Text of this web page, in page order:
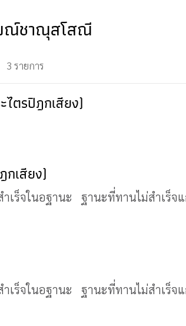
ณ์ชาณุสโสณี
3 รายการ
ตรปิฎกเสียง)
เสียง)
ร็จในอฐานะ ฐานะที่ทานไม่สำเร็จ
ร็จในอฐานะ ฐานะที่ทานไม่สำเร็จ